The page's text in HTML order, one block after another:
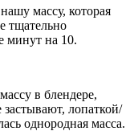
массу, которая
тщательно
минут на 10.
в блендере,
застывают, лопаткой/
однородная масса.